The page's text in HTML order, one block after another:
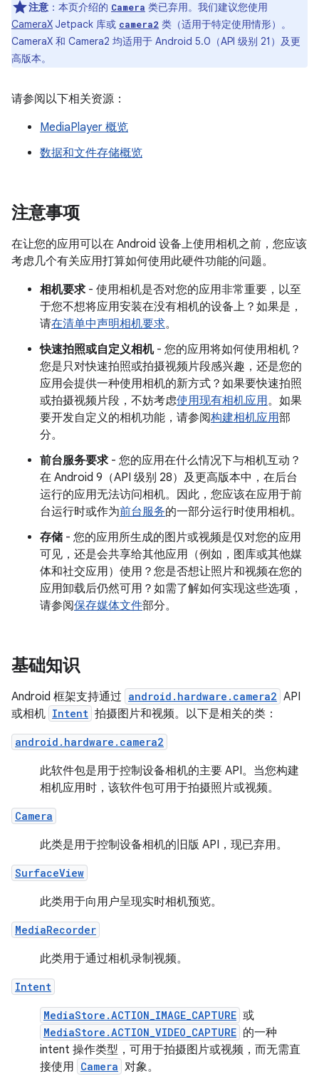
注意 ：本页介绍的 Camera 类已弃用。我们建议您使用
CameraX Jetpack 库或 camera2 类（适用于特定使用情形）。
CameraX 和 Camera2 均适用于 Android 5.0（API 级别 21）及更
高版本。
请参阅以下相关资源：
MediaPlayer 概览
数据和文件存储概览
注意事项
在让您的应用可以在 Android 设备上使用相机之前，您应该
考虑几个有关应用打算如何使用此硬件功能的问题。
相机要求 - 使用相机是否对您的应用非常重要，以至
于您不想将应用安装在没有相机的设备上？如果是，
请在清单中声明相机要求。
快速拍照或自定义相机- 您的应用将如何使用相机？
您是只对快速拍照或拍摄视频片段感兴趣，还是您的
应用会提供一种使用相机的新方式？如果要快速拍照
或拍摄视频片段，不妨考虑使用现有相机应用。如果
要开发自定义的相机功能，请参阅构建相机应用部
分。
前台服务要求 - 您的应用在什么情况下与相机互动？
在 Android 9（API 级别 28）及更高版本中，在后台
运行的应用无法访问相机。因此，您应该在应用于前
台运行时或作为前台服务的一部分运行时使用相机。
存储 - 您的应用所生成的图片或视频是仅对您的应用
可见，还是会共享给其他应用（例如，图库或其他媒
体和社交应用）使用？您是否想让照片和视频在您的
应用卸载后仍然可用？如需了解如何实现这些选项，
请参阅保存媒体文件部分。
基础知识
Android 框架支持通过 android.hardware.camera2 API
或相机 Intent 拍摄图片和视频。以下是相关的类：
android.hardware.camera2
此软件包是用于控制设备相机的主要 API。当您构建
相机应用时，该软件包可用于拍摄照片或视频。
Camera
此类是用于控制设备相机的旧版 API，现已弃用。
SurfaceView
此类用于向用户呈现实时相机预览。
MediaRecorder
此类用于通过相机录制视频。
Intent
MediaStore.ACTION_IMAGE_CAPTURE 或
MediaStore.ACTION_VIDEO_CAPTURE 的一种
intent 操作类型，可用于拍摄图片或视频，而无需直
接使用 Camera 对象。